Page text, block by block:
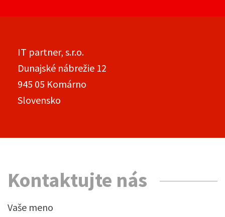
Kontaktujte nás
Vaše meno
IT partner, s.r.o.
Dunajské nábrežie 12
945 05 Komárno
Slovensko